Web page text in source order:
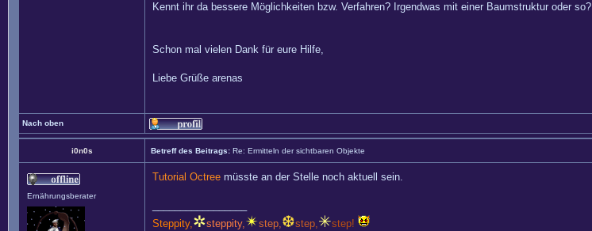
Kennt ihr da bessere Möglichkeiten bzw. Verfahren? Irgendwas mit einer Baumstruktur oder so?
Schon mal vielen Dank für eure Hilfe,
Liebe Grüße arenas
Nach oben
i0n0s Betreff des Beitrags: Re: Ermitteln der sichtbaren Objekte
Ernährungsberater
Tutorial Octree müsste an der Stelle noch aktuell sein.
Steppity,✲steppity,✴step,❆step,✳step!